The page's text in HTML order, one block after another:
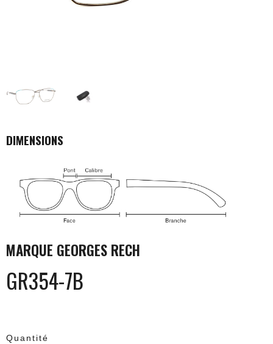
DIMENSIONS
MARQUE GEORGES RECH
GR354-7B
Quantité